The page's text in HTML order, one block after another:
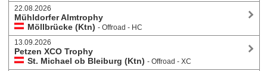
22.08.2026
Mühldorfer Almtrophy
Möllbrücke (Ktn) - Offroad - HC
13.09.2026
Petzen XCO Trophy
St. Michael ob Bleiburg (Ktn) - Offroad - XC